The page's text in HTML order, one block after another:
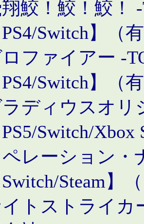
鮫！鮫！鮫！
PS4/Switch】（
ファイアー -
PS4/Switch】（
ラディウスオリ
PS5/Switch/
レーション・
Switch/Steam】
トストライカ